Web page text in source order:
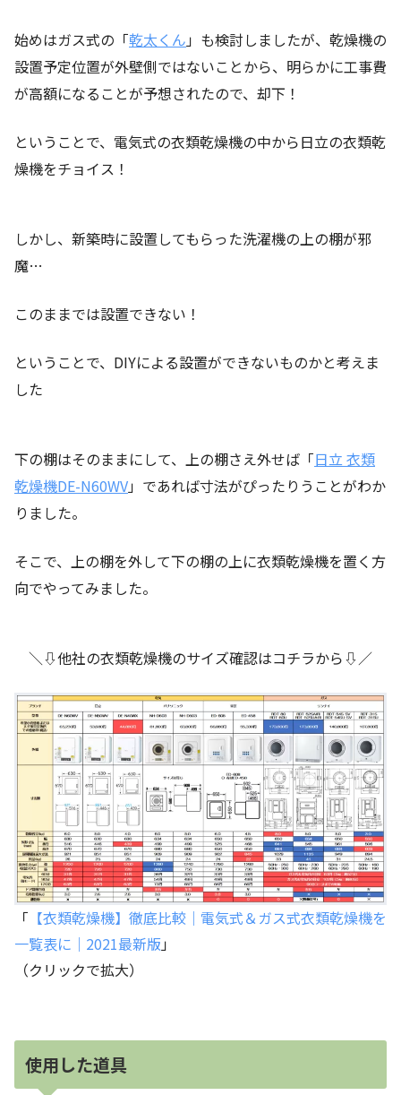
始めはガス式の「乾太くん 」も検討しましたが、乾燥機の
設置予定位置が外壁側ではないことから、明らかに工事費
が高額になることが予想されたので、却下！
ということで、電気式の衣類乾燥機の中から日立の衣類乾
燥機をチョイス！
しかし、新築時に設置してもらった洗濯機の上の棚が邪
魔…
このままでは設置できない！
ということで、DIYによる設置ができないものかと考えま
した
下の棚はそのままにして、上の棚さえ外せば「日立 衣類
乾燥機DE-N60WV」であれば寸法がぴったりうことがわか
りました。
そこで、上の棚を外して下の棚の上に衣類乾燥機を置く方
向でやってみました。
＼⇩他社の衣類乾燥機のサイズ確認はコチラから⇩／
「 【衣類乾燥機】徹底比較｜電気式＆ガス式衣類乾燥機を
一覧表に｜2021最新版」
（クリックで拡大）
使用した道具